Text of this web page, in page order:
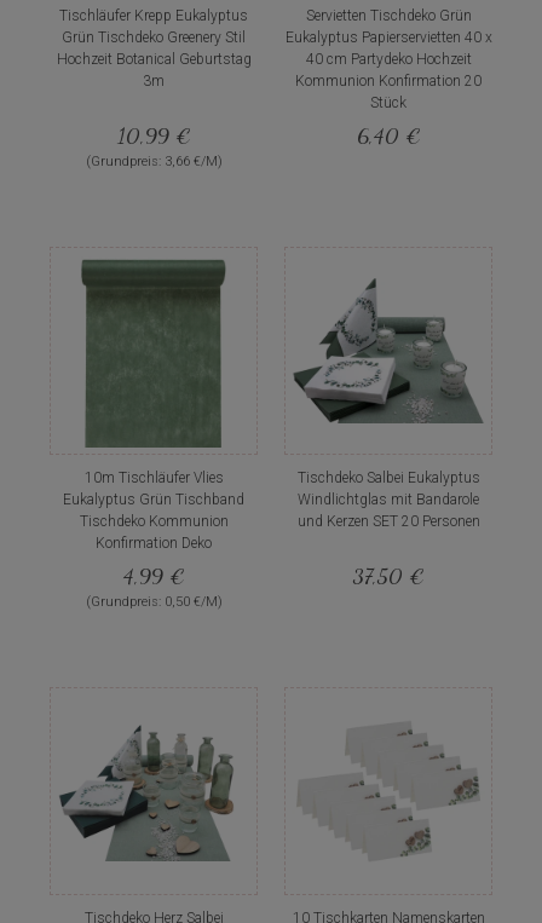
Tischläufer Krepp Eukalyptus
Grün Tischdeko Greenery Stil
Hochzeit Botanical Geburtstag
3m
10,99 €
(Grundpreis: 3,66 €/M)
Servietten Tischdeko Grün
Eukalyptus Papierservietten 40 x
40 cm Partydeko Hochzeit
Kommunion Konfirmation 20
Stück
6,40 €
10m Tischläufer Vlies
Eukalyptus Grün Tischband
Tischdeko Kommunion
Konfirmation Deko
4,99 €
(Grundpreis: 0,50 €/M)
Tischdeko Salbei Eukalyptus
Windlichtglas mit Bandarole
und Kerzen SET 20 Personen
37,50 €
Tischdeko Herz Salbei
10 Tischkarten Namenskarten